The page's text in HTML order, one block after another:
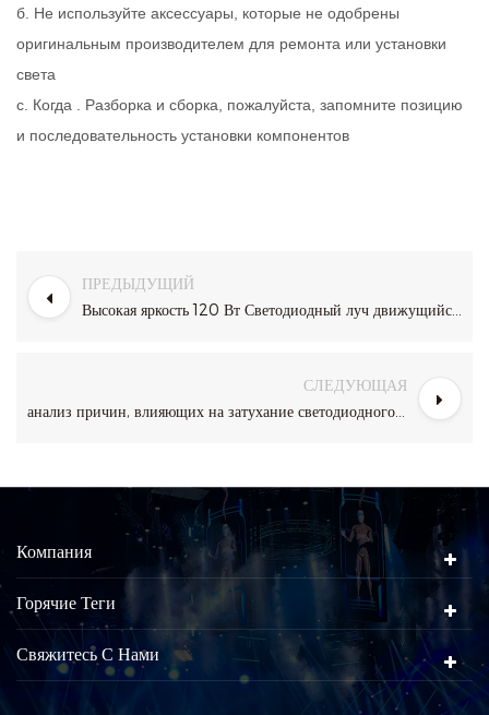
б. Не используйте аксессуары, которые не одобрены
оригинальным производителем для ремонта или установки
света
c. Когда . Разборка и сборка, пожалуйста, запомните позицию
и последовательность установки компонентов
ПРЕДЫДУЩИЙ
СЛЕДУЮЩАЯ
Компания
Горячие Теги
Свяжитесь С Нами